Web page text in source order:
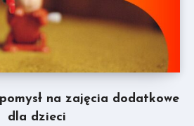
na zajęcia dodatkowe
dla dzieci